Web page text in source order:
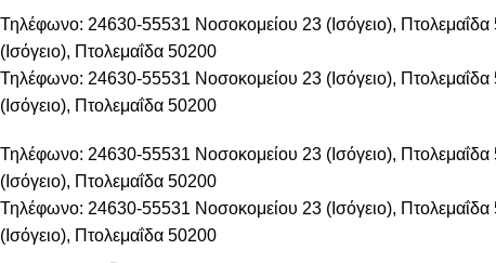
Τηλέφωνο: 24630-55531 Νοσοκομείου 23 (Ισόγειο),
(Ισόγειο), Πτολεμαΐδα 50200
Τηλέφωνο: 24630-55531 Νοσοκομείου 23 (Ισόγειο),
(Ισόγειο), Πτολεμαΐδα 50200
Τηλέφωνο: 24630-55531 Νοσοκομείου 23 (Ισόγειο),
(Ισόγειο), Πτολεμαΐδα 50200
Τηλέφωνο: 24630-55531 Νοσοκομείου 23 (Ισόγειο),
(Ισόγειο), Πτολεμαΐδα 50200